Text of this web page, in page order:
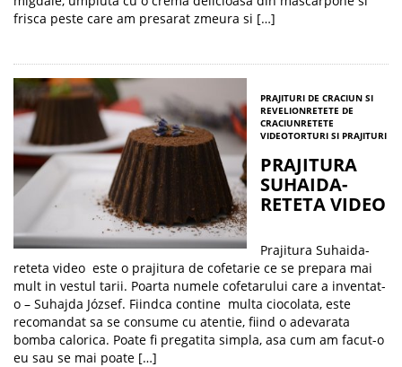
frisca peste care am presarat zmeura si […]
PRAJITURI DE CRACIUN SI
REVELIONRETETE DE
CRACIUNRETETE
VIDEOTORTURI SI PRAJITURI
PRAJITURA
SUHAIDA-
RETETA VIDEO
Prajitura Suhaida-
reteta video este o prajitura de cofetarie ce se prepara mai
mult in vestul tarii. Poarta numele cofetarului care a inventat-
o – Suhajda József. Fiindca contine multa ciocolata, este
recomandat sa se consume cu atentie, fiind o adevarata
bomba calorica. Poate fi pregatita simpla, asa cum am facut-o
eu sau se mai poate […]